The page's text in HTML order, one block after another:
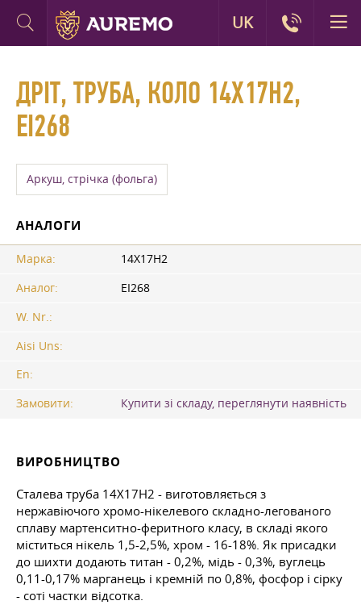
ДРІТ, ТРУБА, КОЛО 14Х17Н2,
ЕІ268
Аркуш, стрічка (фольга)
АНАЛОГИ
Марка:
14Х17Н2
Аналог:
ЕІ268
W. Nr.:
Aisi Uns:
En:
Замовити:
Купити зі складу, переглянути наявність
ВИРОБНИЦТВО
Сталева труба 14Х17Н2 - виготовляється з
нержавіючого хромо-нікелевого складно-легованого
сплаву мартенситно-феритного класу, в складі якого
міститься нікель 1,5-2,5%, хром - 16-18%. Як присадки
до шихти додають титан - 0,2%, мідь - 0,3%, вуглець
0,11-0,17% марганець і кремній по 0,8%, фосфор і сірку
- соті частки відсотка.
UK